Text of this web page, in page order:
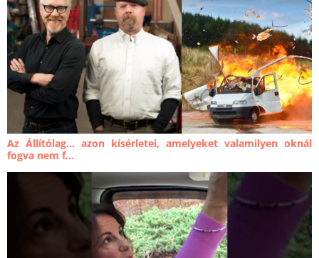
Az Állítólag… azon kísérletei, amelyeket valamilyen oknál
fogva nem f...